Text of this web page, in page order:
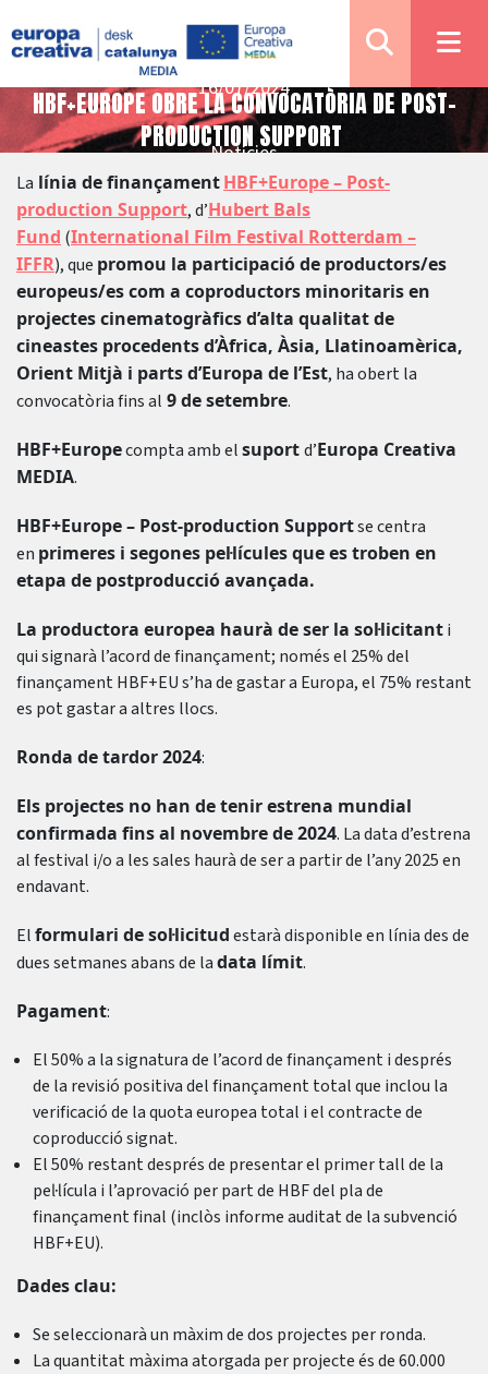
Notícies
HBF+EUROPE OBRE LA CONVOCATÒRIA DE POST-
PRODUCTION SUPPORT
16/07/2024
La línia de finançamentHBF+Europe – Post-
production Support, d’Hubert Bals
Fund (International Film Festival Rotterdam –
IFFR), que promou la participació de productors/es
europeus/es com a coproductors minoritaris en
projectes cinematogràfics d’alta qualitat de
cineastes procedents d’Àfrica, Àsia, Llatinoamèrica,
Orient Mitjà i parts d’Europa de l’Est, ha obert la
convocatòria fins al 9 de setembre.
HBF+Europecompta amb elsuportd’Europa Creativa
MEDIA.
HBF+Europe – Post-production Supportse centra
en primeres i segones pel·lícules que es troben en
etapa de postproducció avançada.
La productora europea haurà de ser la sol·licitanti
qui signarà l’acord de finançament; només el 25% del
finançament HBF+EU s’ha de gastar a Europa, el 75% restant
es pot gastar a altres llocs.
Ronda de tardor 2024:
Els projectes no han de tenir estrena mundial
confirmada fins al novembre de 2024. La data d’estrena
al festival i/o a les sales haurà de ser a partir de l’any 2025 en
endavant.
Elformulari de sol·licitudestarà disponible en línia des de
dues setmanes abans de ladata límit.
Pagament:
El 50% a la signatura de l’acord de finançament i després
de la revisió positiva del finançament total que inclou la
verificació de la quota europea total i el contracte de
coproducció signat.
El 50% restant després de presentar el primer tall de la
pel·lícula i l’aprovació per part de HBF del pla de
finançament final (inclòs informe auditat de la subvenció
HBF+EU).
Dades clau:
Se seleccionarà un màxim de dos projectes per ronda.
La quantitat màxima atorgada per projecte és de 60.000